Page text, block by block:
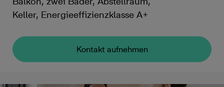
Keller, Energieeffizienzklasse A+
Kontakt aufnehmen